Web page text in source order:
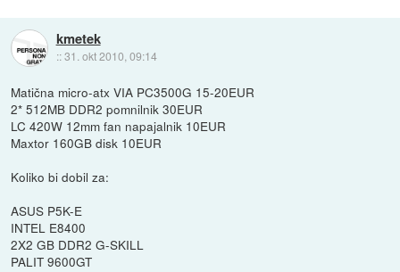
kmetek
::31. okt 2010, 09:14
Matična micro-atx VIA PC3500G 15-20EUR
2* 512MB DDR2 pomnilnik 30EUR
LC 420W 12mm fan napajalnik 10EUR
Maxtor 160GB disk 10EUR
Koliko bi dobil za:
ASUS P5K-E
INTEL E8400
2X2 GB DDR2 G-SKILL
PALIT 9600GT